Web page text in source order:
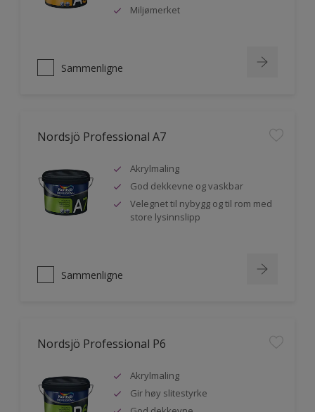
Miljømerket
Sammenligne
Nordsjö Professional A7
Akrylmaling
God dekkevne og vaskbar
Velegnet til nybygg og til rom med
store lysinnslipp
Sammenligne
Nordsjö Professional P6
Akrylmaling
Gir høy slitestyrke